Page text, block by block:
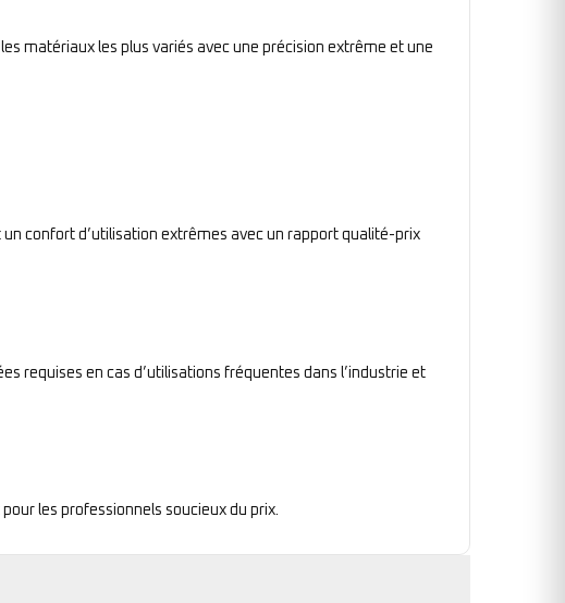
matériaux les plus variés avec une précision extrême et une
confort d’utilisation extrêmes avec un rapport qualité-prix
requises en cas d’utilisations fréquentes dans l’industrie et
les professionnels soucieux du prix.